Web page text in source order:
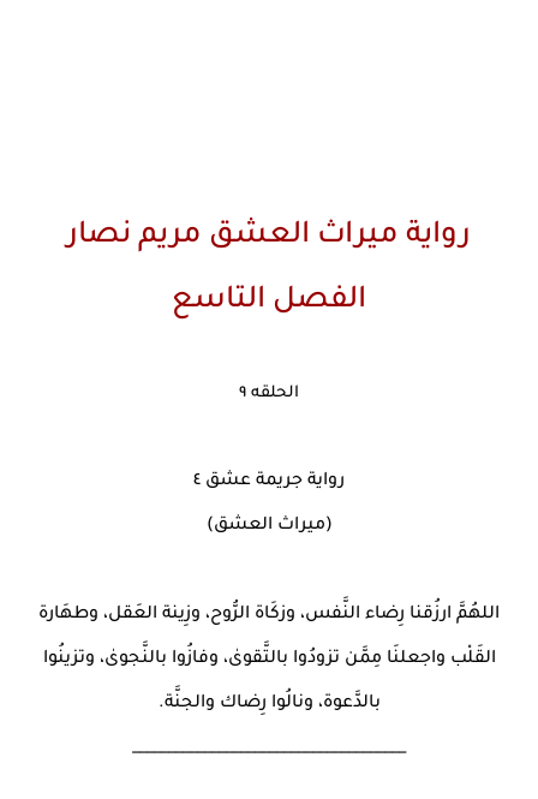
رواية ميراث العشق مريم نصار
الفصل التاسع
الحلقه ٩
رواية جريمة عشق ٤
(ميراث العشق)
اللهُمَّ ارزُقنا رِضاء النَّفس، وزكَاة الرُّوح، وزِينة العَقل، وطهَارة
القَلْب واجعلنَا مِمَّن تزودُوا بالتَّقوىٰ، وفازُوا بالنَّجوىٰ، وتزينُوا
بالدَّعوة، ونالُوا رِضاك والجنَّة.
______________________________________